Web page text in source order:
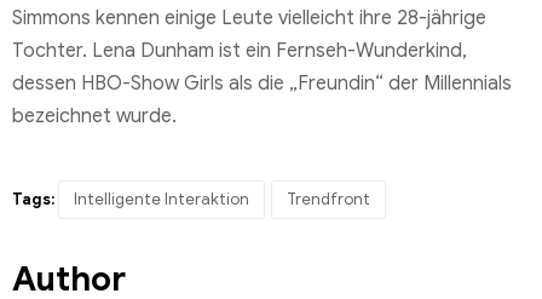
Simmons kennen einige Leute vielleicht ihre 28-jährige
Tochter. Lena Dunham ist ein Fernseh-Wunderkind,
dessen HBO-Show Girls als die „Freundin“ der Millennials
bezeichnet wurde.
Tags: Intelligente Interaktion Trendfront
Author